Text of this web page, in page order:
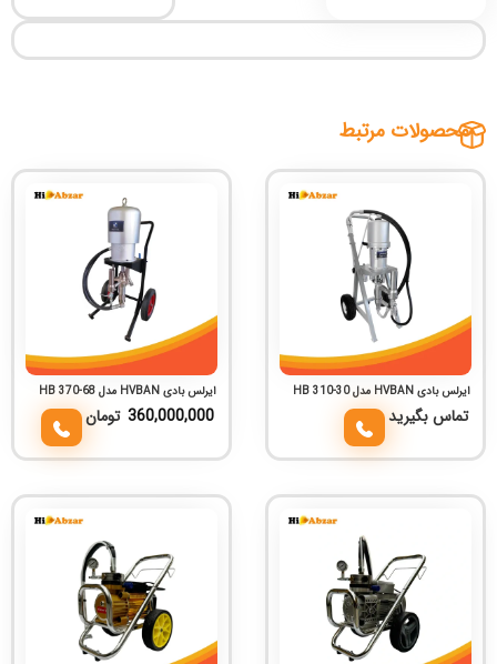
محصولات مرتبط
ایرلس بادی HVBAN مدل HB 310-30
تماس بگیرید
ایرلس بادی HVBAN مدل HB 370-68
360,000,000 تومان